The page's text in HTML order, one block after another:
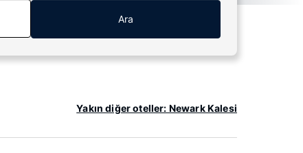
Ara
Yakın diğer oteller: Newark Kalesi